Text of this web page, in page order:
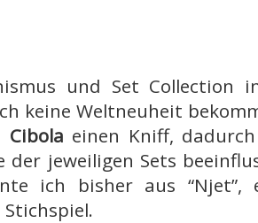
und Set Collection
keine Weltneuheit
Cibola einen Kniff,
der jeweiligen Sets
ich bisher aus “Njet”,